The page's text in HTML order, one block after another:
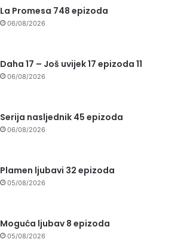
La Promesa 748 epizoda
06/08/2026
Daha 17 – Još uvijek 17 epizoda 11
06/08/2026
Serija nasljednik 45 epizoda
06/08/2026
Plamen ljubavi 32 epizoda
05/08/2026
Moguća ljubav 8 epizoda
05/08/2026